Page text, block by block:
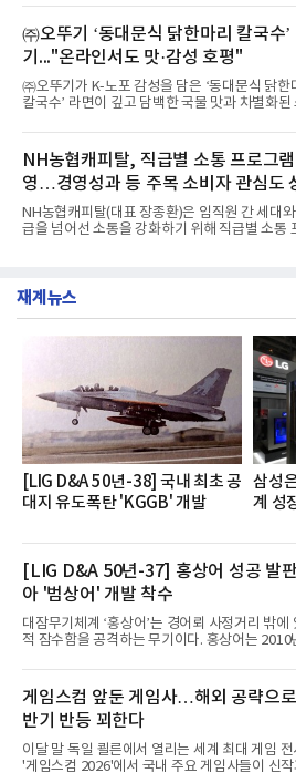
수력원자력, 한국석
떼는 6년 만에 선보이는 8세대 완전변경 모델
교한 선과 면을 중심으로 완성한 파격적인 디자
과거 중형 세단 수준으로 확대된 차체 제원 ▲글
최고 수준의 안전성 ▲성능과 효율을 동시에 높인
행 완성도 ▲첨단 편의 및 디지털 사양 적용 등을
글로벌 준중형 세단의 새로운 기준을 세웠다.아
는 가솔린 2.0과 1.6 하이브리드 두 가지 파워트
넘
㈜오뚜기 ‘동대문식 닭한마리 칼국수’
기..."온라인서도 맛·감성 호평"
㈜오뚜기가 K-노포 감성을 담은 ‘동대문식 닭한
칼국수’ 라면이 깊고 담백한 국물 맛과 차별화된
혔다.‘동대문식 닭한마리 칼국수’는 예상을 뛰어
소비자 호응에 힘입어 지난 7월 13일 첫 선을 보
단 18일 만에 누적 판매량 50만 개를 돌파하는 성
거두었다.이번 신제품은 개발진이 전국의 닭한
전문점을 직접 찾아 다니며 최적의 육수 비율을
했다. 자극적이지 않으면서도 깊은 닭육수에 마
개운한 풍미를 더했으며, 국물이 잘 배어들면서
서도
NH농협캐피탈, 직급별 소통 프로그
영…경영성과 등 주목 소비자 관심도
NH농협캐피탈(대표 장종환)은 임직원 간 세대와
급을 넘어선 소통을 강화하기 위해 직급별 소통
영지원부 홍보팀과 2026년 새로이(e)＊가 공동
쳐 진행됐다.참고로 새로이(e)는 NH농협캐피탈
세대들로(과장~계장) 구성된 자율 참여조직으
직문화 혁신과 업무 효율성 향상을 위한 다양한
을 추진하며,새로운 변화와 이로운 영향력을 조
반에 전파하는 역할
재계뉴스
[LIG D&A 50년-38] 국내 최초 공
대지 유도폭탄 'KGGB' 개발
삼성
계 성
[LIG D&A 50년-37] 홍상어 성공 발
아 '범상어' 개발 착수
대잠무기체계 ‘홍상어’는 경어뢰 사정거리 밖에
적 잠수함을 공격하는 무기이다. 홍상어는 2010
이뤄졌다. 이후 2012년 한국형 구축함(KDX-1)
의 함정에 실전 배치됐다.그해 7월 해군은 동해상
성능 검증을 위해 홍상어 시험발사를 실시했다.
홍상어가 목표 지점에서 입수한 후 표적을 타격하
못하고 물속에서 멈춰버리는 예상 밖의 일이 벌
다. 2차 품질확인 사격 시험에서도 만족스러운 결
얻지 못했다. 완벽한 신뢰성 확보를 위해 LIG넥
게임스컴 앞둔 게임사…해외 공략으
반기 반등 꾀한다
이달 말 독일 쾰른에서 열리는 세계 최대 게임 전
'게임스컴 2026'에서 국내 주요 게임사들이 신작